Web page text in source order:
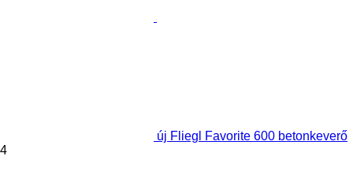
új Fliegl Favorite 600 betonkeverő
4